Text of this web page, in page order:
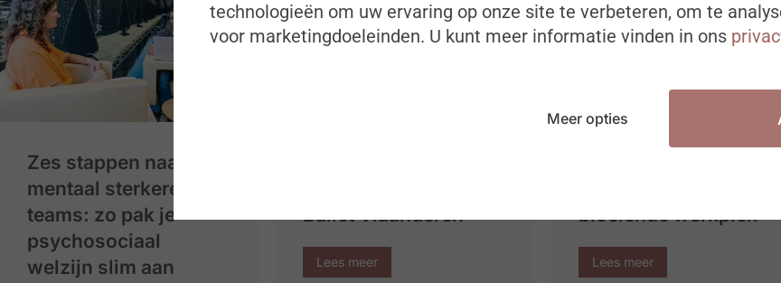
Zes stappen naar
mentaal sterkere
teams: zo pak je
psychosociaal
welzijn slim aan
Ballet Vlaanderen
Lees meer
bloeiende werkplek
Lees meer
technologieën om uw ervaring op onze site te verbeteren, om te
voor marketingdoeleinden. U kunt meer informatie vinden in ons
Meer opties